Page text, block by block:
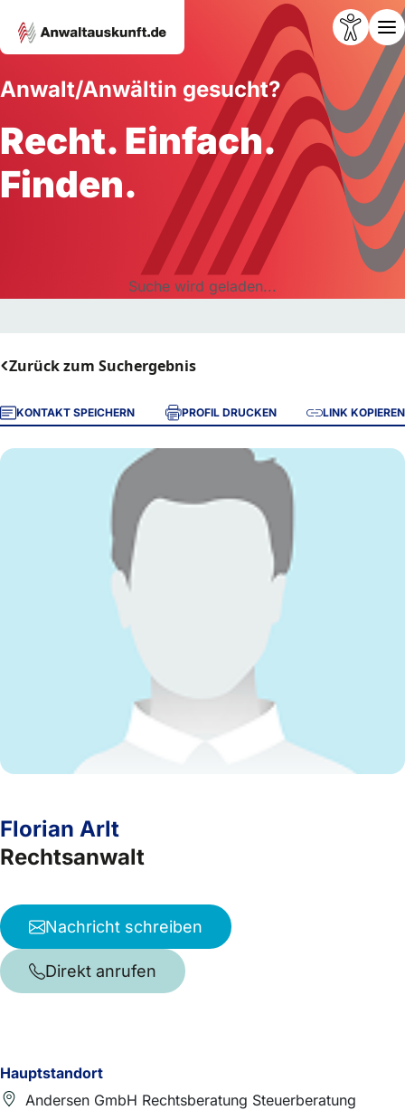
Anwalt/Anwältin gesucht?
Recht. Einfach.
Finden.
Suche wird geladen...
Zurück zum Suchergebnis
KONTAKT SPEICHERN PROFIL DRUCKEN LINK KOPIEREN
Hauptstandort
Andersen GmbH Rechtsberatung Steuerberatung
Florian Arlt
Rechtsanwalt
Nachricht schreiben
Direkt anrufen